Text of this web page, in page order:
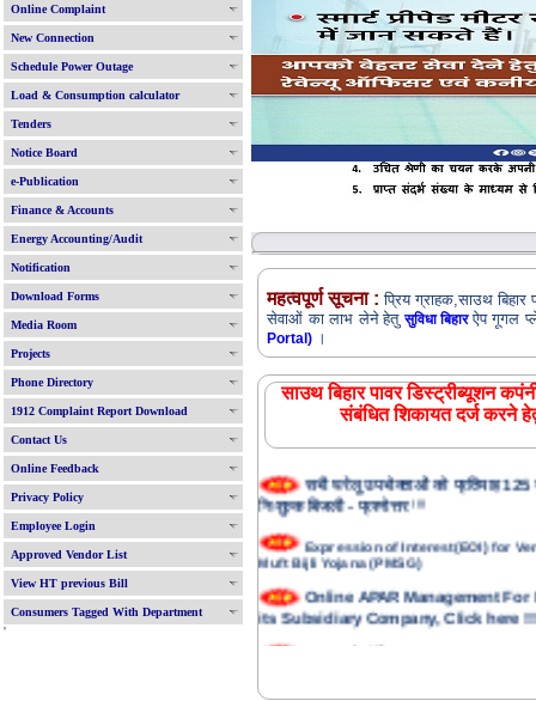
Online Complaint
New Connection
Schedule Power Outage
Load & Consumption calculator
Tenders
Notice Board
e-Publication
Finance & Accounts
Energy Accounting/Audit
Notification
Download Forms
Media Room
Projects
Phone Directory
1912 Complaint Report Download
Contact Us
Online Feedback
Privacy Policy
Employee Login
Approved Vendor List
View HT previous Bill
Consumers Tagged With Department
'
महत्वपूर्ण सूचना :प्रिय ग्राहक,साउथ
सेवाओं का लाभ लेने हेतुसुविधा बिहारऐप गूगल
Portal) ।
साउथ बिहार पावर डिस्ट्रीब्यूशन
संबंधित शिकायत दर्ज करने
सभी घरेलू उपभोक्ताओं को प्रतिमाह 125
निःशुल्क बिजली - प्रश्नोत्तर!!!!
Expression of Interest(EOI) for
Muft Bijli Yojana (PMSG)
Online APAR Management
its Subsidiary Company, Click here
APAR से संबंधित आवश्यक सूचना !!!!